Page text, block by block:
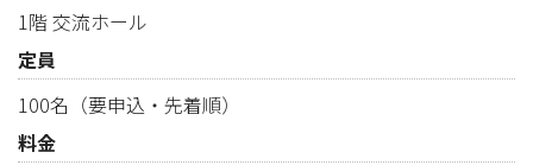
1階 交流ホール
定員
100名（要申込・先着順）
料金